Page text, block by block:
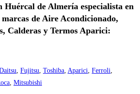
Huércal de Almería especialista en
de Aire Acondicionado,
Calderas y Termos Aparici:
, Fujitsu, Toshiba, Aparici, Ferroli,
, Mitsubishi